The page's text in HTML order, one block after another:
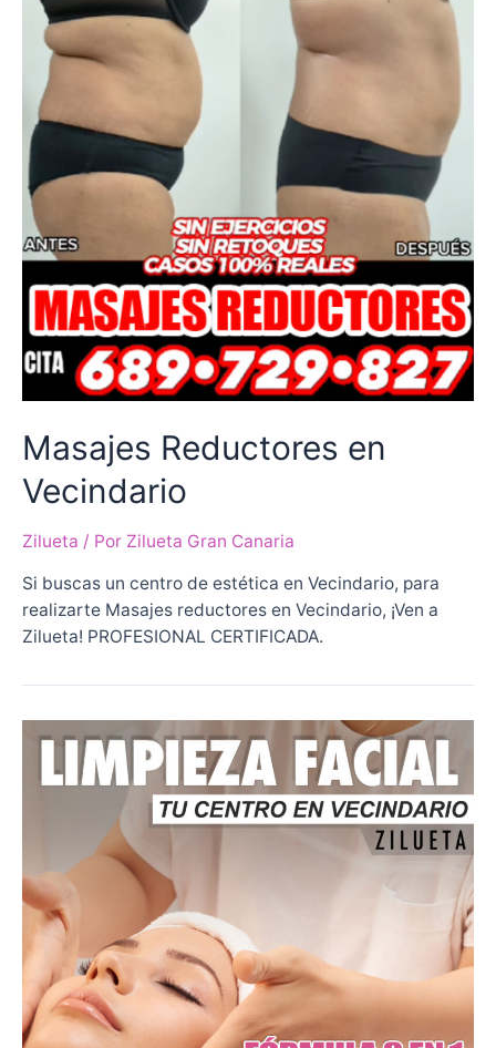
Masajes Reductores en
Vecindario
Zilueta / Por Zilueta Gran Canaria
Si buscas un centro de estética en Vecindario, para
realizarte Masajes reductores en Vecindario, ¡Ven a
Zilueta! PROFESIONAL CERTIFICADA.